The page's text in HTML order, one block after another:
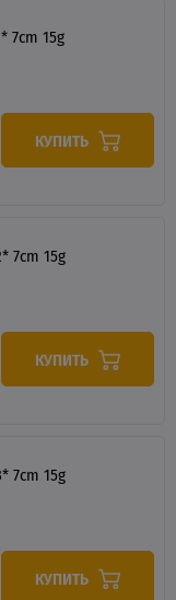
7cm 15g
КУПИТЬ
7cm 15g
КУПИТЬ
7cm 15g
КУПИТЬ